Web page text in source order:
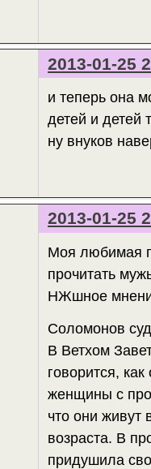
2013-01-25
и теперь она
детей и детей
ну внуков
2013-01-25
Моя любимая
прочитать
НЖшное
Соломонов
В Ветхом
говорится,
женщины с
что они живут
возраста. В
придушила